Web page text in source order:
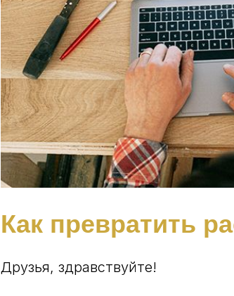
Как превратить
Друзья, здравствуйте!